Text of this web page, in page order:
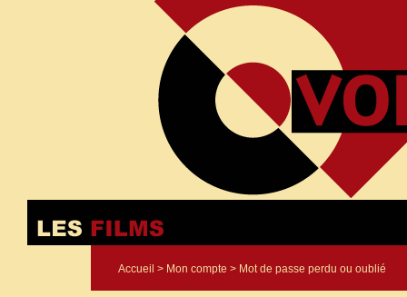
Accueil > Mon compte > Mot de passe perdu ou oublié